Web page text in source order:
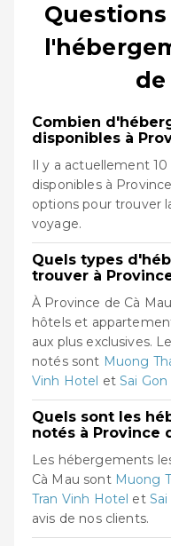
de
Combien
disponibles à
Il y a actuellement
disponibles à
options pour trouver
voyage.
Quels types
trouver à
À Province de Cà
hôtels et
aux plus exclusives.
notés sont Muong
Vinh Hotel etSai
Quels sont les
notés à Province
Les hébergements
Cà Mau sont Muong
Tran Vinh Hotel et
avis de nos clients.